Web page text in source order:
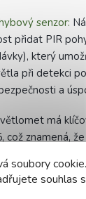
soubory
souhlas s
senzor:
přidat PIR
který
při detekci
a
má
což znamená,
na dvoře
trvalé